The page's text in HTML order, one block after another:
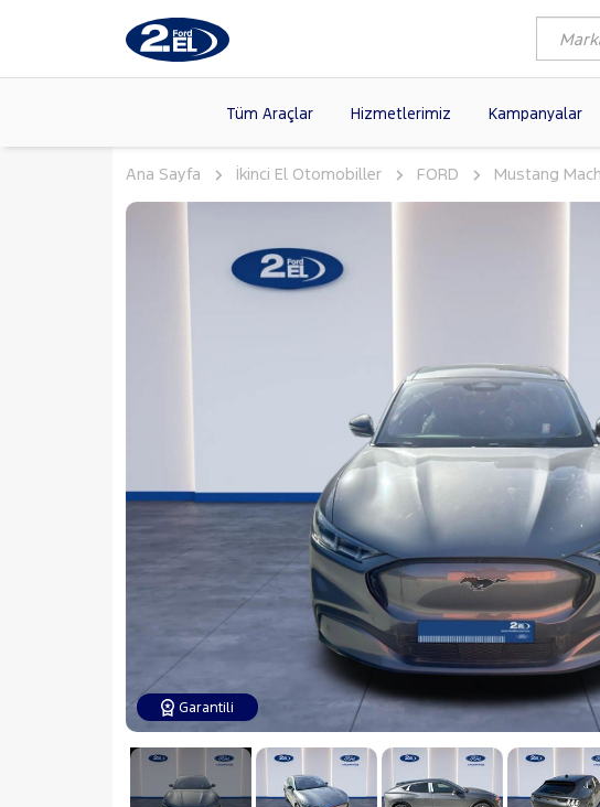
Tüm Araçlar Hizmetlerimiz Kampanyalar
Markalar > FORD (879)
Ana Sayfa İkinci El Otomobiller FORD Mustang
Garantili